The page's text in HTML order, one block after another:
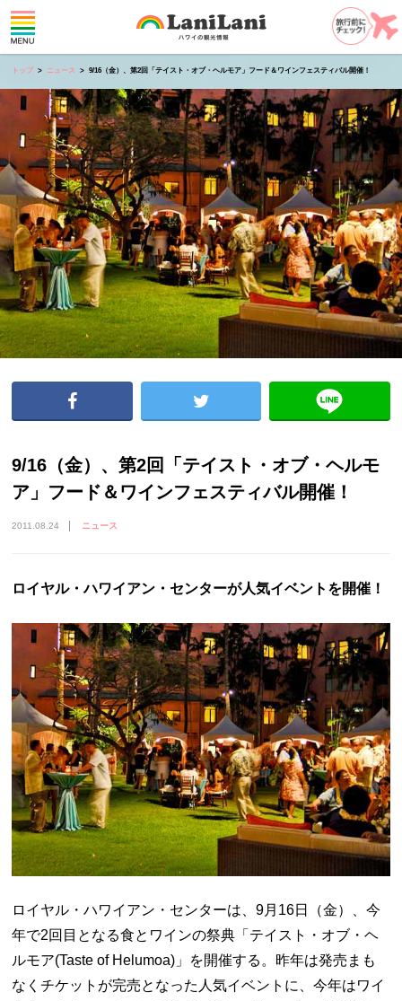
トップ ニュース 9/16（金）、第2回「テイスト・オブ・ヘルモア」フード＆ワインフェスティバル開催！
9/16（金）、第2回「テイスト・オブ・ヘルモ
ア」フード＆ワインフェスティバル開催！
2011.08.24 ニュース
ロイヤル・ハワイアン・センターが人気イベントを開催！
ロイヤル・ハワイアン・センターは、9月16日（金）、今
年で2回目となる食とワインの祭典「テイスト・オブ・ヘ
ルモア(Taste of Helumoa)」を開催する。昨年は発売まも
なくチケットが完売となった人気イベントに、今年はワイ